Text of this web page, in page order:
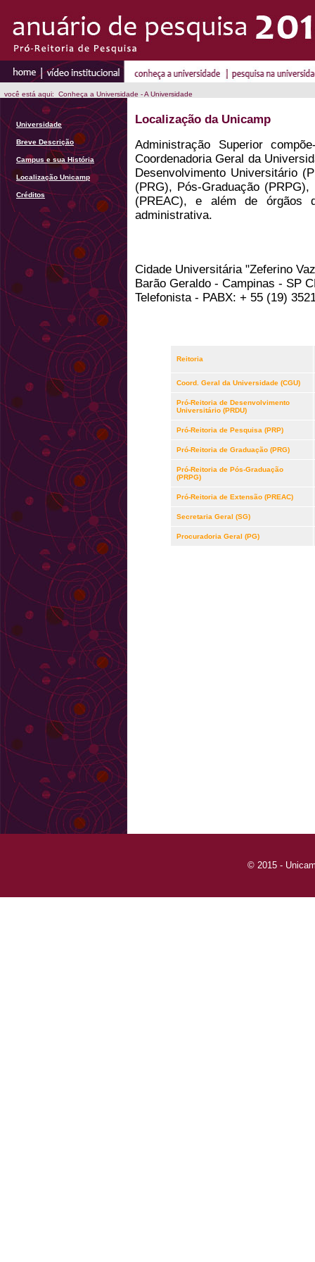
você está aqui: Conheça a Universidade - A Universidade
Universidade
Breve Descrição
Campus e sua História
Localização Unicamp
Créditos
Localização da Unicamp
Administração Superior
Coordenadoria Geral da
Desenvolvimento Universitário
(PRG), Pós-Graduação
(PREAC), e além de órgãos
administrativa.
Cidade Universitária "Zeferino
Barão Geraldo - Campinas - SP
Telefonista - PABX: + 55 (19)
Reitoria
Coord. Geral da Universidade (CGU)
Pró-Reitoria de Desenvolvimento
Universitário (PRDU)
Pró-Reitoria de Pesquisa (PRP)
Pró-Reitoria de Graduação (PRG)
Pró-Reitoria de Pós-Graduação
(PRPG)
Pró-Reitoria de Extensão (PREAC)
Secretaria Geral (SG)
Procuradoria Geral (PG)
© 2015 -